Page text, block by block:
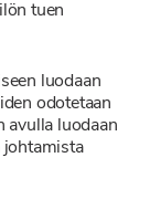
tuen
luodaan
odotetaan
avulla luodaan
johtamista